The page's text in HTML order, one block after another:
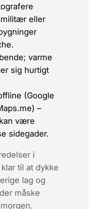
eller
varme
sig hurtigt
(Google
–
være
sidegader.
i
til at dykke
lag og
måske